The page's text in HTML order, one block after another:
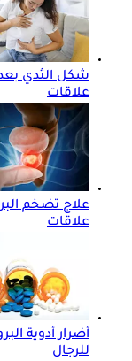
شكل الثدي بعد الأربعين.. 6
علاقات
علاج تضخم البروستاتا
علاقات
للرجال